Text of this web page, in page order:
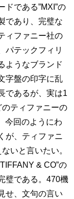
ドである”MXI”の
であり、完璧な
ィファニー社の
パテックフィリ
ようなブランド
字盤の印字に乱
であるが、実は1
ティファニーの
今回のようにわ
が、ティファニ
いと言いたい。
& CO”の
璧である。470機
せ、文句の言い